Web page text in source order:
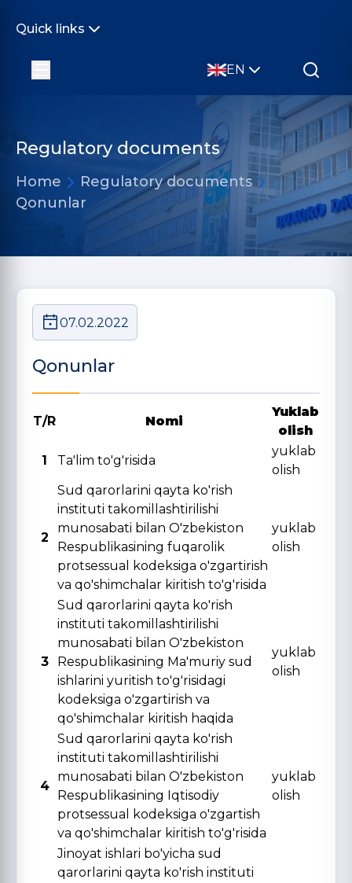
Quick links
EN
Regulatory documents
Home
Regulatory documents
Qonunlar
07.02.2022
Qonunlar
T/R Nomi
Yuklab
olish
1
Ta'lim to'g'risida
yuklab
olish
2
Sud qarorlarini qayta ko'rish
instituti takomillashtirilishi
munosabati bilan O'zbekiston
Respublikasining fuqarolik
protsessual kodeksiga o'zgartirish
va qo'shimchalar kiritish to'g'risida
yuklab
olish
3
Sud qarorlarini qayta ko'rish
instituti takomillashtirilishi
munosabati bilan O'zbekiston
Respublikasining Ma'muriy sud
ishlarini yuritish to'g'risidagi
kodeksiga o'zgartirish va
qo'shimchalar kiritish haqida
yuklab
olish
4
Sud qarorlarini qayta ko'rish
instituti takomillashtirilishi
munosabati bilan O'zbekiston
Respublikasining Iqtisodiy
protsessual kodeksiga o'zgartish
va qo'shimchalar kiritish to'g'risida
yuklab
olish
Jinoyat ishlari bo'yicha sud
qarorlarini qayta ko'rish instituti